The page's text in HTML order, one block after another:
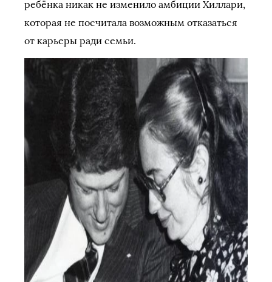
ребёнка никак не изменило амбиции Хиллари,
которая не посчитала возможным отказаться
от карьеры ради семьи.